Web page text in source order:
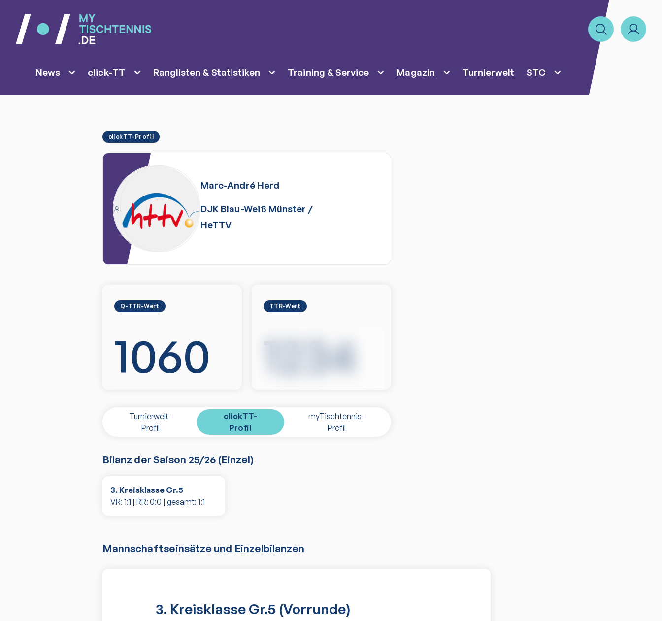
News click-TT Ranglisten & Statistiken Training & Service Magazin Turnierwelt STC
clickTT-Profil
Marc-André Herd
DJK Blau-Weiß Münster /
HeTTV
Q-TTR-Wert
1060
TTR-Wert
1234
Turnierwelt-
Profil
clickTT-
Profil
myTischtennis-
Profil
Bilanz der Saison 25/26 (Einzel)
3. Kreisklasse Gr.5
VR: 1:1 | RR: 0:0 | gesamt: 1:1
Mannschaftseinsätze und Einzelbilanzen
3. Kreisklasse Gr.5 (Vorrunde)